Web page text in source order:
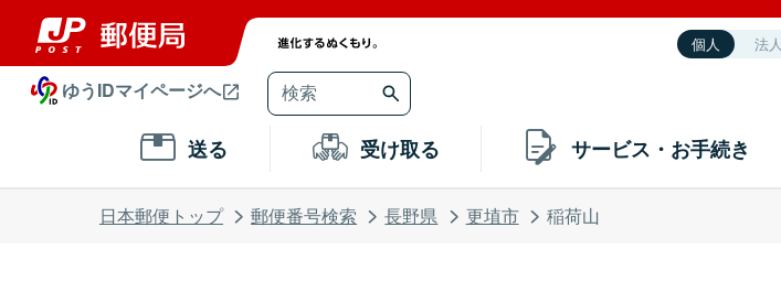
個人 法人
ゆうIDマイページへ
送る 受け取る サービス・お手続き
日本郵便トップ 郵便番号検索 長野県 更埴市 稲荷山